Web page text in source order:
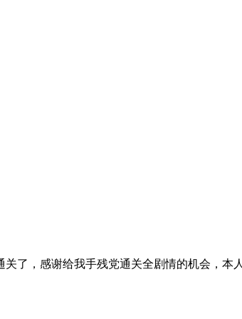
了，感谢给我手残党通关全剧情的机会，本